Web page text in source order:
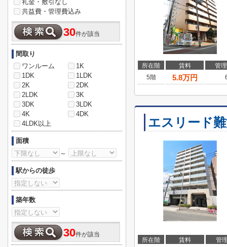
所在階 賃料
管
5階
5.8万円
エスリード
所在階 賃料
管
礼金・敷引なし
共益費・管理費込み
30件が該当
間取り
ワンルーム
1K
1DK
1LDK
2K
2DK
2LDK
3K
3DK
3LDK
4K
4DK
4LDK以上
面積
～
駅からの徒歩
築年数
30件が該当